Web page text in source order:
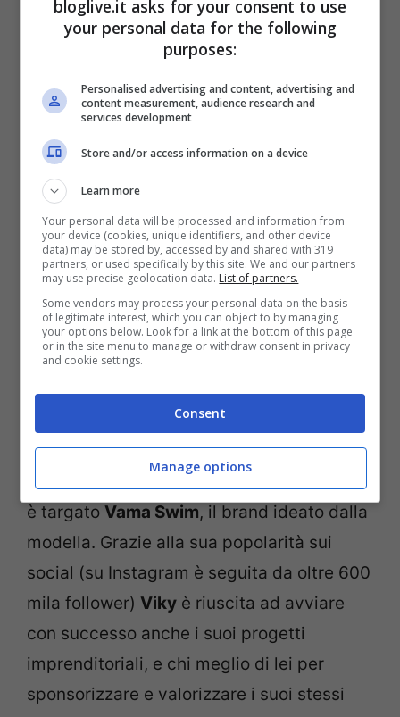
Viky Varga (Screenshot Instagram)
Nell’ultimo post pubblicato sulla sua
pagina,Viky Vargaha mostrato tutta la
sua bellezza e sensualità. Negli scatti la
modella si trova in un terrazzo, mentre si
gode il sole. L’outfit scelto per l’occasione
è targato Vama Swim, il brand ideato dalla
modella. Grazie alla sua popolarità sui
social (su Instagram è seguita da oltre 600
mila follower) Viky è riuscita ad avviare
con successo anche i suoi progetti
imprenditoriali, e chi meglio di lei per
sponsorizzare e valorizzare i suoi stessi
bloglive.it asks for your consent to use
your personal data for the following
purposes:
Personalised advertising and content, advertising and
content measurement, audience research and
services development
Store and/or access information on a device
Learn more
Your personal data will be processed and information from
your device (cookies, unique identifiers, and other device
data) may be stored by, accessed by and shared with 319
partners, or used specifically by this site. We and our partners
may use precise geolocation data. List of partners.
Some vendors may process your personal data on the basis
of legitimate interest, which you can object to by managing
your options below. Look for a link at the bottom of this page
or in the site menu to manage or withdraw consent in privacy
and cookie settings.
Consent
Manage options